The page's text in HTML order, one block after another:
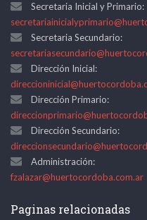
Secretaria Inicial y Primario:
Secretaria Secundario:
Dirección Inicial:
Dirección Primario:
Dirección Secundario:
Administración:
fzalazar@huertocordoba.com.ar
Paginas relacionadas